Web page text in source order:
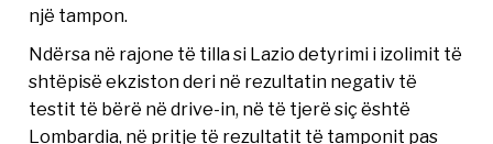
një tampon.
Ndërsa në rajone të tilla si Lazio detyrimi i izolimit të
shtëpisë ekziston deri në rezultatin negativ të
testit të bërë në drive-in, në të tjerë siç është
Lombardia, në pritje të rezultatit të tamponit pas